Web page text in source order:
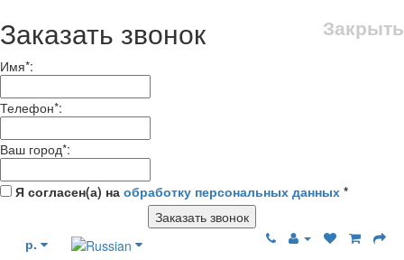
Закрыть
Заказать звонок
Имя*:
Телефон*:
Ваш город*:
Я согласен(а) на обработку персональных данных *
Заказать звонок
р.